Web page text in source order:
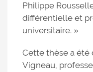
Philippe
différentielle et
universitaire. »
Cette thèse a été
Vigneau,